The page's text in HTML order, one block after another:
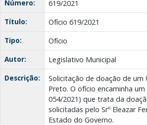
Número:
619/2021
Título:
Ofício 619/2021
Tipo:
Ofício
Autor:
Legislativo Municipal
Descrição:
Solicitação de doação de
Preto. O ofício encaminha um
054/2021) que trata da
solicitadas pelo Srº Eleazar
Estado do Governo.